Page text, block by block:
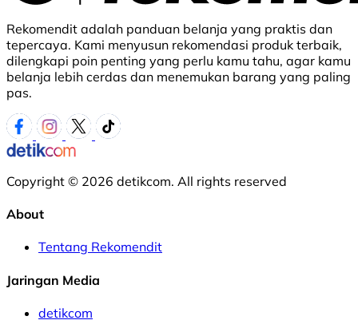
Rekomendit adalah panduan belanja yang praktis dan
tepercaya. Kami menyusun rekomendasi produk terbaik,
dilengkapi poin penting yang perlu kamu tahu, agar kamu
belanja lebih cerdas dan menemukan barang yang paling
pas.
Copyright © 2026 detikcom. All rights reserved
About
Tentang Rekomendit
Jaringan Media
detikcom